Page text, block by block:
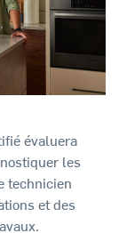
évaluera
les
technicien
et des